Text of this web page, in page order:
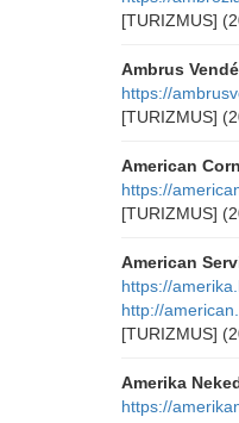
[TURIZMUS]
Ambrus
https://
[TURIZMUS]
American
https://
[TURIZMUS]
American
https://
http://
[TURIZMUS]
Amerika
https://